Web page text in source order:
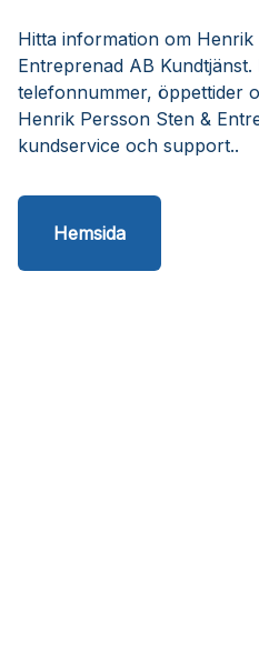
Hitta information om Henrik
Entreprenad AB
telefonnummer, öppettider
Henrik Persson Sten &
kundservice och support..
Hemsida